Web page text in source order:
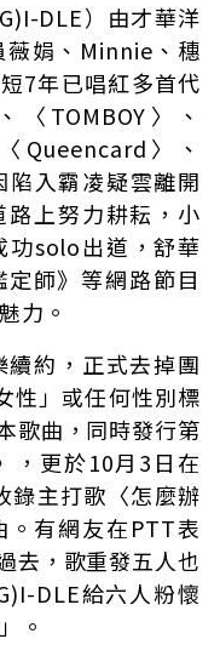
DLE）由才華洋
娟、Minnie、穗
7年已唱紅多首代
〈TOMBOY〉、
Queencard〉、
陷入霸凌疑雲離開
上努力耕耘，小
功solo出道，舒華
師》等網路節目
力。
約，正式去掉團
性」或任何性別標
歌曲，同時發行第
，更於10月3日在
錄主打歌〈怎麼辦
。有網友在PTT表
去，歌重發五人也
DLE給六人粉懷
。